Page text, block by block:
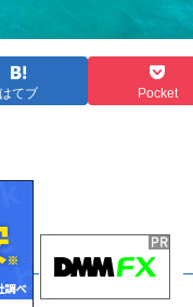
はてブ Pocket